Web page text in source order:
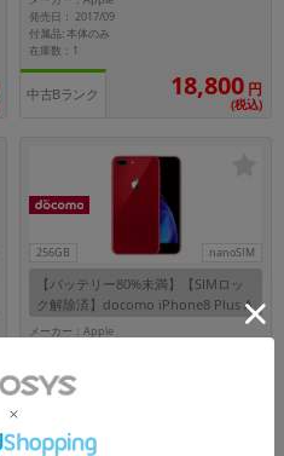
発売日： 2017/09
付属品: 本体のみ
在庫数：1
中古Bランク 18,800 円
(税込)
256GB nanoSIM
【バッテリー80%未満】【SIMロッ
ク解除済】docomo iPhone8 Plus A
1898 (MRTM2J/A) 256GB (PRODUC
メーカー：Apple
在庫数：1